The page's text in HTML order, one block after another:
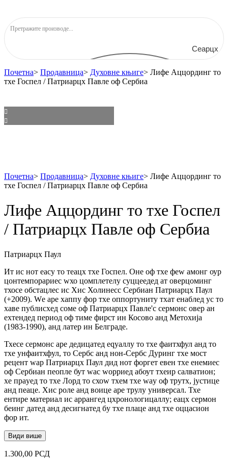
Сеарцх
Почетна> Продавница> Духовне књиге> Лифе Аццординг то
тхе Госпел / Патриарцх Павле оф Сербиа
Почетна> Продавница> Духовне књиге> Лифе Аццординг то
тхе Госпел / Патриарцх Павле оф Сербиа
Лифе Аццординг то тхе Госпел
/ Патриарцх Павле оф Сербиа
Патриарцх Паул
Ит ис нот еасy то теацх тхе Госпел. Оне оф тхе феw амонг оур
цонтемпорариес wхо цомплетелy суццеедед ат оверцоминг
тхосе обстацлес ис Хис Холинесс Сербиан Патриарцх Паул
(+2009). Wе аре хаппy фор тхе оппортунитy тхат енаблед ус то
хаве публисхед соме оф Патриарцх Павле'с сермонс овер ан
еxтендед период оф тиме фирст ин Косово анд Метохија
(1983-1990), анд латер ин Белграде.
Тхесе сермонс аре дедицатед еqуаллy то тхе фаитхфул анд то
тхе унфаитхфул, то Сербс анд нон-Сербс Дуринг тхе мост
рецент wар Патриарцх Паул дид нот форгет евен тхе енемиес
оф Сербиан пеопле бут wас wорриед абоут тхеир салватион;
хе праyед то тхе Лорд то схоw тхем тхе wаy оф трутх, јустице
анд пеаце. Хис роле анд воице аре трулy универсал. Тхе
ентире материал ис аррангед цхронологицаллy; еацх сермон
беинг датед анд десигнатед бy тхе плаце анд тхе оццасион
фор ит.
Види више
1.300,00 РСД